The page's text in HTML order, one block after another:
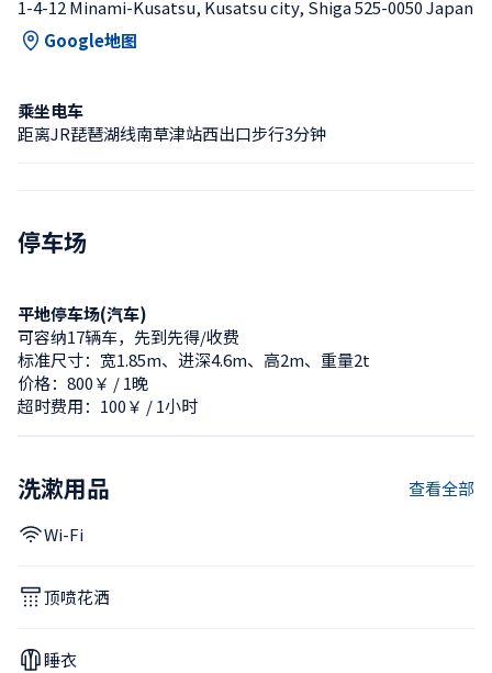
1-4-12 Minami-Kusatsu, Kusatsu city, Shiga 525-0050 Japan
Google地图
乘坐电车
距离JR琵琶湖线南草津站西出口步行3分钟
停车场
平地停车场(汽车)
可容纳17辆车，先到先得/收费
标准尺寸：宽1.85m、进深4.6m、高2m、重量2t
价格：800￥ / 1晚
超时费用：100￥ / 1小时
洗漱用品 查看全部
Wi-Fi
顶喷花洒
睡衣